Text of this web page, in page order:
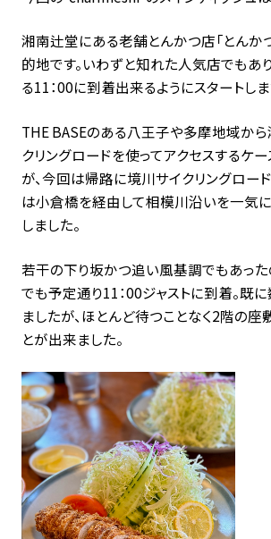
湘南辻堂にある老舗とんかつ店「とんか
的地です。いわずと知れた人気店でもあ
る11：00に到着出来るようにスタートしま
THE BASEのある八王子や多摩地域か
クリングロードを使ってアクセスするケ
が、今回は帰路に境川サイクリングロー
は小倉橋を経由して相模川沿いを一気
しました。
若干の下り坂かつ追い風基調でもあった
でも予定通り11：00ジャストに到着。既
ましたが、ほとんど待つことなく2階の座
とが出来ました。